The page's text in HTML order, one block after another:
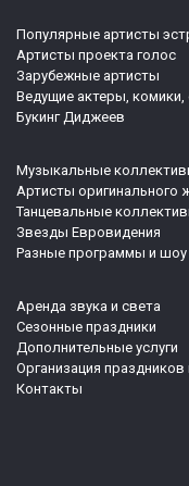
Популярные артисты
Артисты проекта голос
Зарубежные артисты
Ведущие актеры,
Букинг Диджеев
Музыкальные
Артисты оригинального
Танцевальные
Звезды Евровидения
Разные программы и шоу
Аренда звука и света
Сезонные праздники
Дополнительные услуги
Организация праздников
Контакты